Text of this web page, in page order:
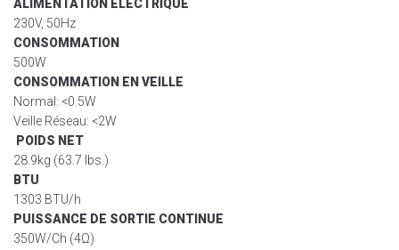
ALIMENTATION ÉLECTRIQUE
230V, 50Hz
CONSOMMATION
500W
CONSOMMATION EN VEILLE
Normal: <0.5W
Veille Réseau: <2W
POIDS NET
28.9kg (63.7 lbs.)
BTU
1303 BTU/h
PUISSANCE DE SORTIE CONTINUE
350W/Ch (4Ω)